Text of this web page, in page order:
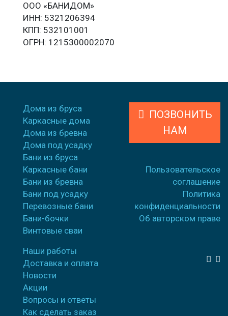
ООО «БАНИДОМ»
ИНН: 5321206394
КПП: 532101001
ОГРН: 1215300002070
Дома из бруса
Каркасные дома
Дома из бревна
Дома под усадку
Бани из бруса
Каркасные бани
Бани из бревна
Бани под усадку
Перевозные бани
Бани-бочки
Винтовые сваи
Наши работы
Доставка и оплата
Новости
Акции
Вопросы и ответы
Как сделать заказ
ПОЗВОНИТЬ
НАМ
Пользовательское
соглашение
Политика
конфиденциальности
Об авторском праве